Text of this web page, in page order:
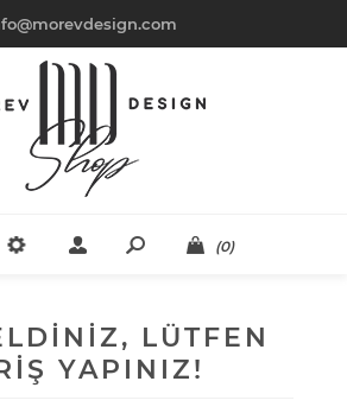
(0)
LÜTFEN
YAPINIZ!